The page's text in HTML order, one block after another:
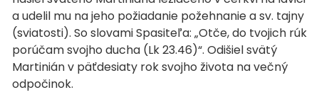
a udelil mu na jeho požiadanie požehnanie a sv. tajny
(sviatosti). So slovami Spasiteľa: „Otče, do tvojich rúk
porúčam svojho ducha (Lk 23.46)“. Odišiel svätý
Martinián v päťdesiaty rok svojho života na večný
odpočinok.